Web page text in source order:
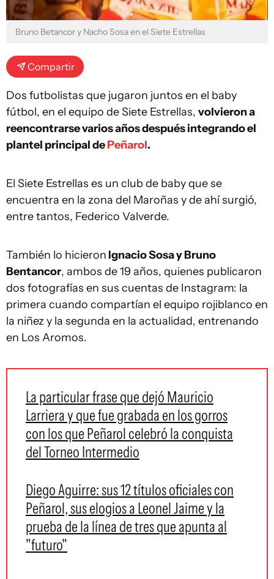
Bruno Betancor y Nacho Sosa en el Siete Estrellas
Compartir
Dos futbolistas que jugaron juntos en el baby
fútbol, en el equipo de Siete Estrellas, volvieron a
reencontrarse varios años después integrando el
plantel principal dePeñarol.
El Siete Estrellas es un club de baby que se
encuentra en la zona del Maroñas y de ahí surgió,
entre tantos, Federico Valverde.
También lo hicieron Ignacio Sosa y Bruno
Bentancor, ambos de 19 años, quienes publicaron
dos fotografías en sus cuentas de Instagram: la
primera cuando compartían el equipo rojiblanco en
la niñez y la segunda en la actualidad, entrenando
en Los Aromos.
La particular frase que dejó Mauricio
Larriera y que fue grabada en los gorros
con los que Peñarol celebró la conquista
del Torneo Intermedio
Diego Aguirre: sus 12 títulos oficiales con
Peñarol, sus elogios a Leonel Jaime y la
prueba de la línea de tres que apunta al
"futuro"